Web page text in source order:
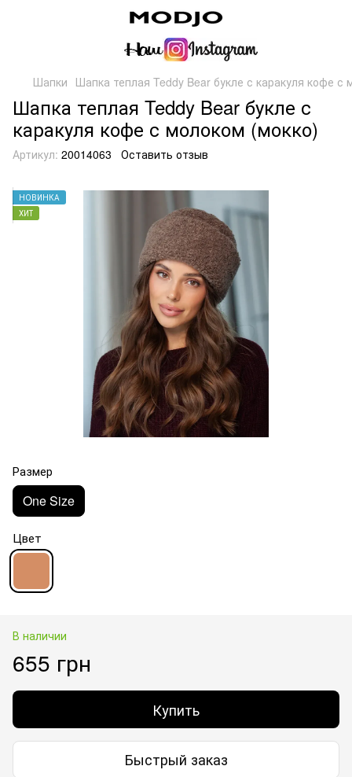
Шапки Шапка теплая Teddy Bear букле с каракуля кофе с
Шапка теплая Teddy Bear букле с
каракуля кофе с молоком (мокко)
Артикул: 20014063 Оставить отзыв
НОВИНКА
ХИТ
Размер
One Size
Цвет
В наличии
655 грн
Купить
Быстрый заказ